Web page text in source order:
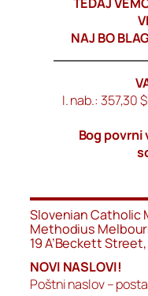
NAJ BO
I. nab.: 357,30
Bog
Slovenian Catholic
Methodius
19 A’Beckett Street,
NOVI NASLOVI!
Poštni naslov –